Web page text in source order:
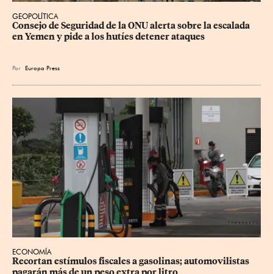
GEOPOLÍTICA
Consejo de Seguridad de la ONU alerta sobre la escalada
en Yemen y pide a los hutíes detener ataques
Por Europa Press
ECONOMÍA
Recortan estímulos fiscales a gasolinas; automovilistas